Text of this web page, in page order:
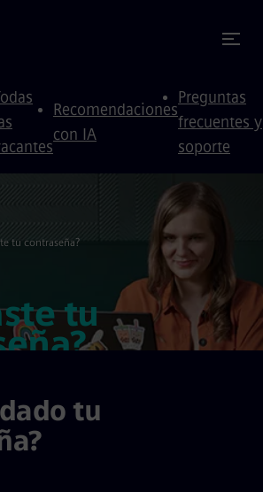
Recomendaciones
con IA
Preguntas
frecuentes y
soporte
tu contraseña?
tu
tu